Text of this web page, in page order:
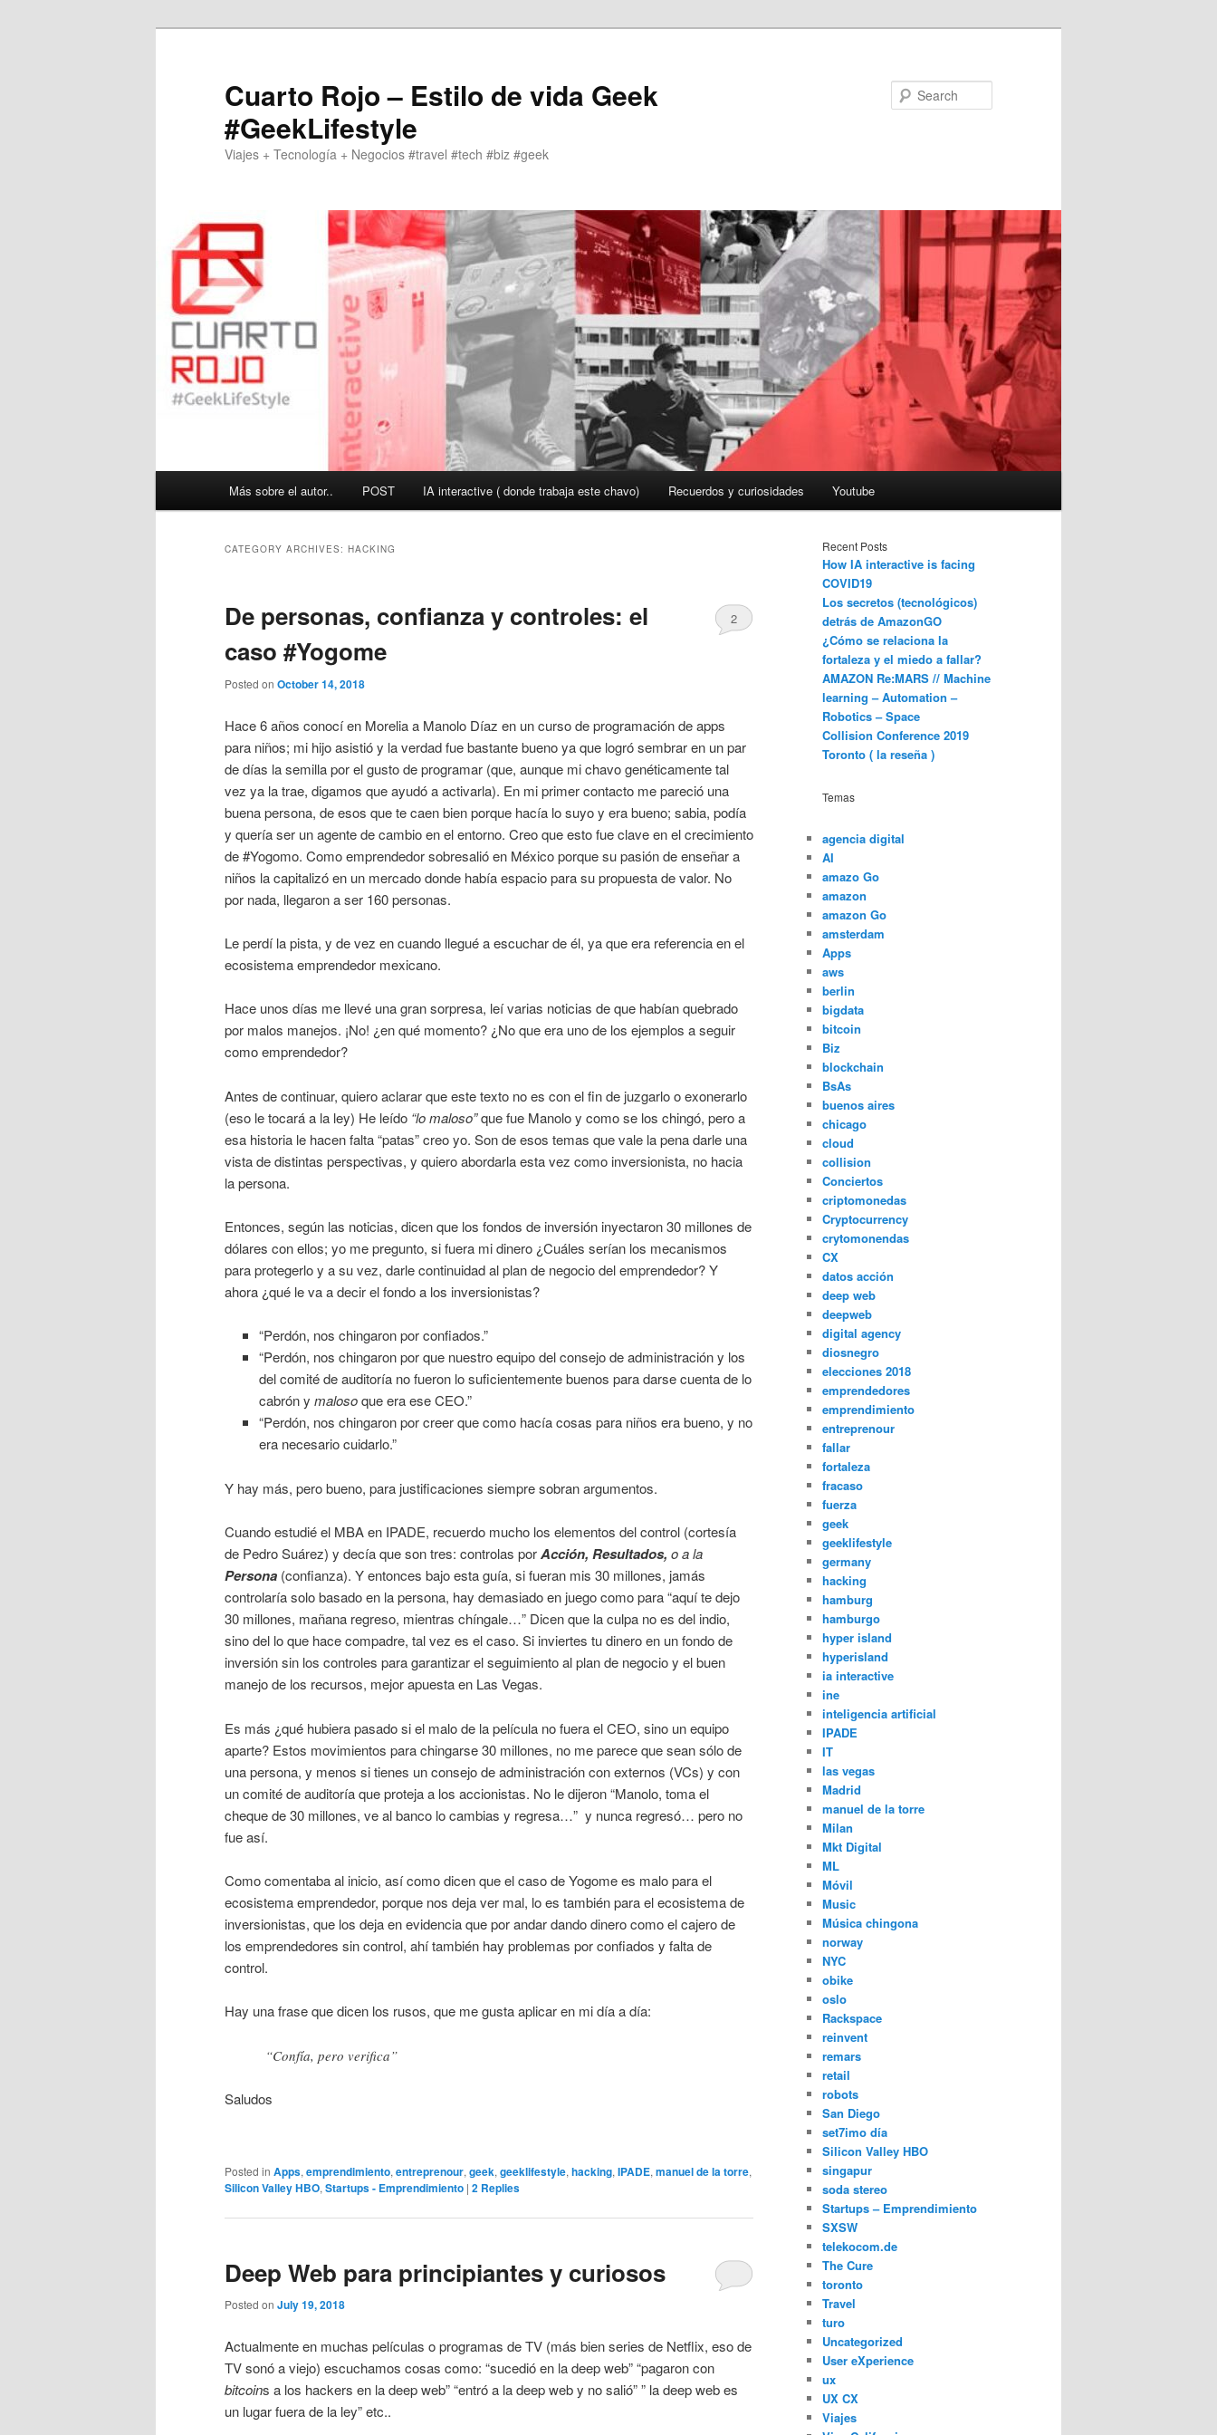
Cuarto Rojo – Estilo de vida Geek
#GeekLifestyle
Viajes + Tecnología + Negocios #travel #tech #biz #geek
Más sobre el autor.. POST IA interactive ( donde trabaja este chavo) Recuerdos y curiosidades Youtube
CATEGORY ARCHIVES: HACKING
De personas, confianza y controles: el
caso #Yogome
Posted on October 14, 2018
2
Hace 6 años conocí en Morelia a Manolo Díaz en un curso de programación de apps
para niños; mi hijo asistió y la verdad fue bastante bueno ya que logró sembrar en un par
de días la semilla por el gusto de programar (que, aunque mi chavo genéticamente tal
vez ya la trae, digamos que ayudó a activarla). En mi primer contacto me pareció una
buena persona, de esos que te caen bien porque hacía lo suyo y era bueno; sabia, podía
y quería ser un agente de cambio en el entorno. Creo que esto fue clave en el crecimiento
de #Yogomo. Como emprendedor sobresalió en México porque su pasión de enseñar a
niños la capitalizó en un mercado donde había espacio para su propuesta de valor. No
por nada, llegaron a ser 160 personas.
Le perdí la pista, y de vez en cuando llegué a escuchar de él, ya que era referencia en el
ecosistema emprendedor mexicano.
Hace unos días me llevé una gran sorpresa, leí varias noticias de que habían quebrado
por malos manejos. ¡No! ¿en qué momento? ¿No que era uno de los ejemplos a seguir
como emprendedor?
Antes de continuar, quiero aclarar que este texto no es con el fin de juzgarlo o exonerarlo
(eso le tocará a la ley) He leído “lo maloso”que fue Manolo y como se los chingó, pero a
esa historia le hacen falta “patas” creo yo. Son de esos temas que vale la pena darle una
vista de distintas perspectivas, y quiero abordarla esta vez como inversionista, no hacia
la persona.
Entonces, según las noticias, dicen que los fondos de inversión inyectaron 30 millones de
dólares con ellos; yo me pregunto, si fuera mi dinero ¿Cuáles serían los mecanismos
para protegerlo y a su vez, darle continuidad al plan de negocio del emprendedor? Y
ahora ¿qué le va a decir el fondo a los inversionistas?
“Perdón, nos chingaron por confiados.”
“Perdón, nos chingaron por que nuestro equipo del consejo de administración y los
del comité de auditoría no fueron lo suficientemente buenos para darse cuenta de lo
cabrón y malosoque era ese CEO.”
“Perdón, nos chingaron por creer que como hacía cosas para niños era bueno, y no
era necesario cuidarlo.”
Y hay más, pero bueno, para justificaciones siempre sobran argumentos.
Cuando estudié el MBA en IPADE, recuerdo mucho los elementos del control (cortesía
de Pedro Suárez) y decía que son tres: controlas porAcción, Resultados, o a la
Persona (confianza). Y entonces bajo esta guía, si fueran mis 30 millones, jamás
controlaría solo basado en la persona, hay demasiado en juego como para “aquí te dejo
30 millones, mañana regreso, mientras chíngale…” Dicen que la culpa no es del indio,
sino del lo que hace compadre, tal vez es el caso. Si inviertes tu dinero en un fondo de
inversión sin los controles para garantizar el seguimiento al plan de negocio y el buen
manejo de los recursos, mejor apuesta en Las Vegas.
Es más ¿qué hubiera pasado si el malo de la película no fuera el CEO, sino un equipo
aparte? Estos movimientos para chingarse 30 millones, no me parece que sean sólo de
una persona, y menos si tienes un consejo de administración con externos (VCs) y con
un comité de auditoría que proteja a los accionistas. No le dijeron “Manolo, toma el
cheque de 30 millones, ve al banco lo cambias y regresa…” y nunca regresó… pero no
fue así.
Como comentaba al inicio, así como dicen que el caso de Yogome es malo para el
ecosistema emprendedor, porque nos deja ver mal, lo es también para el ecosistema de
inversionistas, que los deja en evidencia que por andar dando dinero como el cajero de
los emprendedores sin control, ahí también hay problemas por confiados y falta de
control.
Hay una frase que dicen los rusos, que me gusta aplicar en mi día a día:
“Confía, pero verifica”
Saludos
Posted in Apps, emprendimiento, entreprenour, geek, geeklifestyle, hacking, IPADE, manuel de la torre,
Silicon Valley HBO, Startups - Emprendimiento | 2 Replies
Deep Web para principiantes y curiosos
Posted on July 19, 2018
Actualmente en muchas películas o programas de TV (más bien series de Netflix, eso de
TV sonó a viejo) escuchamos cosas como: “sucedió en la deep web” “pagaron con
bitcoins a los hackers en la deep web” “entró a la deep web y no salió” ” la deep web es
un lugar fuera de la ley” etc..
Recent Posts
How IA interactive is facing
COVID19
Los secretos (tecnológicos)
detrás de AmazonGO
¿Cómo se relaciona la
fortaleza y el miedo a fallar?
AMAZON Re:MARS // Machine
learning – Automation –
Robotics – Space
Collision Conference 2019
Toronto ( la reseña )
Temas
agencia digital
AI
amazo Go
amazon
amazon Go
amsterdam
Apps
aws
berlin
bigdata
bitcoin
Biz
blockchain
BsAs
buenos aires
chicago
cloud
collision
Conciertos
criptomonedas
Cryptocurrency
crytomonendas
CX
datos acción
deep web
deepweb
digital agency
diosnegro
elecciones 2018
emprendedores
emprendimiento
entreprenour
fallar
fortaleza
fracaso
fuerza
geek
geeklifestyle
germany
hacking
hamburg
hamburgo
hyper island
hyperisland
ia interactive
ine
inteligencia artificial
IPADE
IT
las vegas
Madrid
manuel de la torre
Milan
Mkt Digital
ML
Móvil
Music
Música chingona
norway
NYC
obike
oslo
Rackspace
reinvent
remars
retail
robots
San Diego
set7imo día
Silicon Valley HBO
singapur
soda stereo
Startups – Emprendimiento
SXSW
telekocom.de
The Cure
toronto
Travel
turo
Uncategorized
User eXperience
ux
UX CX
Viajes